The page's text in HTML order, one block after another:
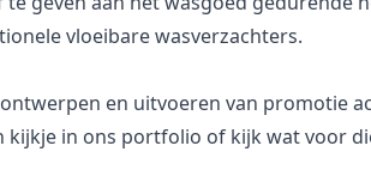
vloeibare wasverzachters.
en uitvoeren van promotie
kijkje in ons portfolio of kijk wat voor